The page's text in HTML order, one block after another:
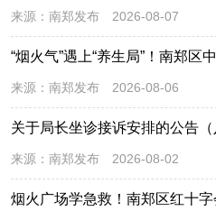
来源： 南郑发布 2026-08-07
“烟火气”遇上“养生局”！南郑区
来源： 南郑发布 2026-08-06
关于局长坐诊接诉安排的公告（
来源： 南郑发布 2026-08-02
烟火广场学急救！南郑区红十字